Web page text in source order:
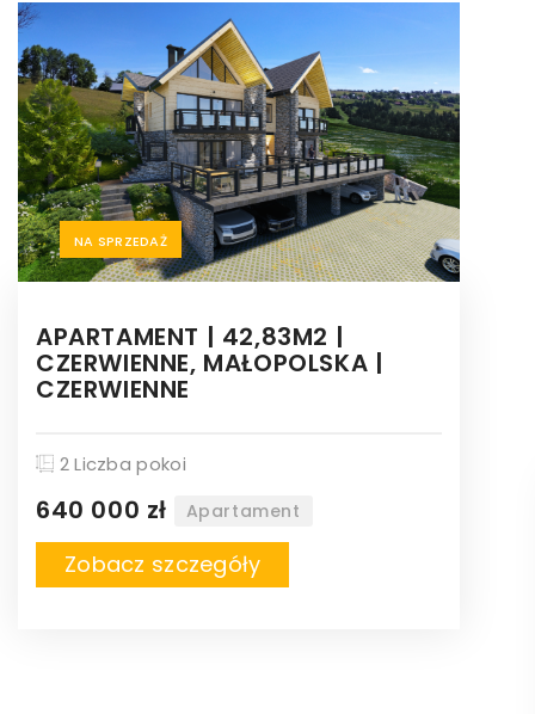
NA SPRZEDAŻ
APARTAMENT | 42,83M2 |
CZERWIENNE, MAŁOPOLSKA |
CZERWIENNE
2 Liczba pokoi
640 000 zł Apartament
Zobacz szczegóły